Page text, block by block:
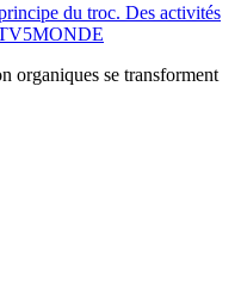
du troc. Des activités
organiques se transforment